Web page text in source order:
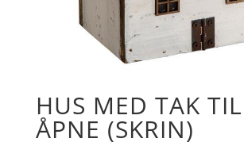
HUS MED TAK
ÅPNE (SKRIN)